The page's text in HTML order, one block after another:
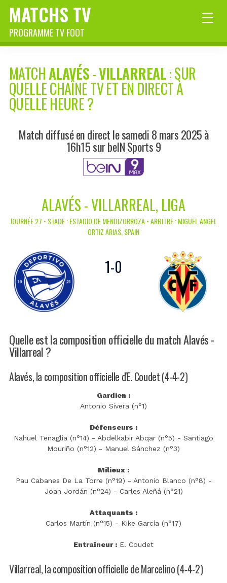
MATCHS TV
PROGRAMME TV FOOT
MATCHALAVÉS-VILLARREAL: SUR
QUELLE CHAÎNE TV ET EN DIRECT À
QUELLE HEURE ?
Match diffusé en direct le samedi 8 mars 2025 à
16h15 sur beIN Sports 9
ALAVÉS - VILLARREAL, LIGA
JOURNÉE 27 • STADE : ESTADIO DE MENDIZORROZA • ARBITRE : MIGUEL ANGEL
ORTIZ ARIAS, SPAIN
1-0
Quelle est la composition officielle du match Alavés -
Villarreal ?
Alavés, la composition officielle d'E. Coudet (4-4-2)
Gardien :
Antonio Sivera (n°1)
Défenseurs :
Nahuel Tenaglia (n°14) - Abdelkabir Abqar (n°5) - Santiago
Mouriño (n°12) - Manuel Sánchez (n°3)
Milieux :
Pau Cabanes De La Torre (n°19) - Antonio Blanco (n°8) -
Joan Jordán (n°24) - Carles Aleñá (n°21)
Attaquants :
Carlos Martín (n°15) - Kike García (n°17)
Entraîneur : E. Coudet
Villarreal, la composition officielle de Marcelino (4-4-2)